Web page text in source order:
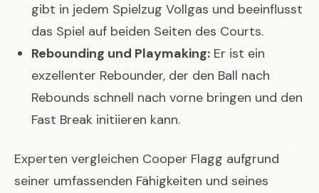
gibt in jedem Spielzug Vollgas und beeinflusst
das Spiel auf beiden Seiten des Courts.
Rebounding und Playmaking: Er ist ein
exzellenter Rebounder, der den Ball nach
Rebounds schnell nach vorne bringen und den
Fast Break initiieren kann.
Experten vergleichen Cooper Flagg aufgrund
seiner umfassenden Fähigkeiten und seines